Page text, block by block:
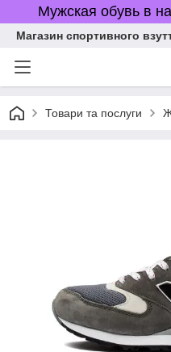
Мужская обувь в
Магазин спортивного
Товари та послуги